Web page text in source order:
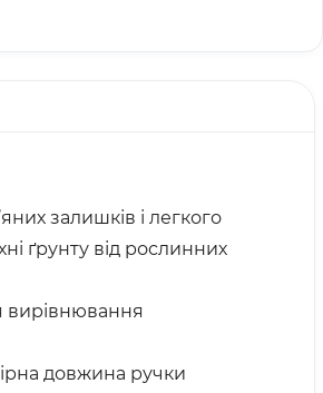
залишків і легкого
ґрунту від рослинних
вирівнювання
довжина ручки